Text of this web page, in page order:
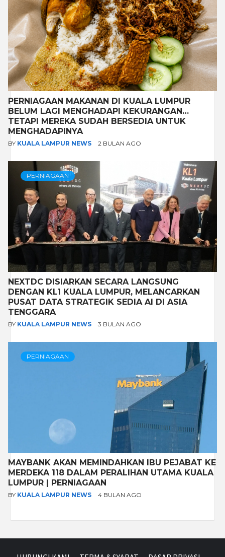
PERNIAGAAN MAKANAN DI KUALA LUMPUR
BELUM LAGI MENGHADAPI KEKURANGAN…
TETAPI MEREKA SUDAH BERSEDIA UNTUK
MENGHADAPINYA
BY KUALA LAMPUR NEWS 2 BULAN AGO
PERNIAGAAN
NEXTDC DISIARKAN SECARA LANGSUNG
DENGAN KL1 KUALA LUMPUR, MELANCARKAN
PUSAT DATA STRATEGIK SEDIA AI DI ASIA
TENGGARA
BY KUALA LAMPUR NEWS 3 BULAN AGO
PERNIAGAAN
MAYBANK AKAN MEMINDAHKAN IBU PEJABAT KE
MERDEKA 118 DALAM PERALIHAN UTAMA KUALA
LUMPUR | PERNIAGAAN
BY KUALA LAMPUR NEWS 4 BULAN AGO